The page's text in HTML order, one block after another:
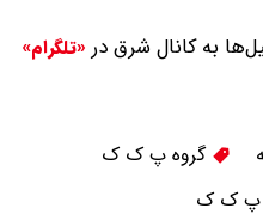
به کانال شرق در «تلگرام»
گروه پ ک ک
پ ک ک